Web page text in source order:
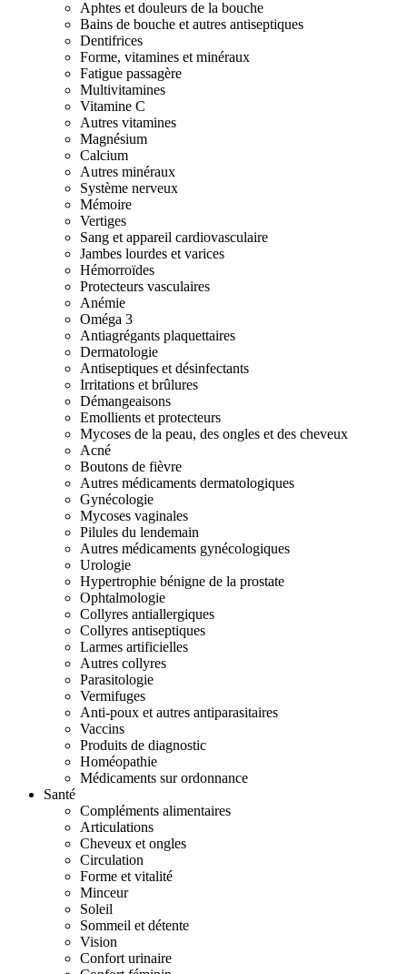
Aphtes et douleurs de la bouche
Bains de bouche et autres antiseptiques
Dentifrices
Forme, vitamines et minéraux
Fatigue passagère
Multivitamines
Vitamine C
Autres vitamines
Magnésium
Calcium
Autres minéraux
Système nerveux
Mémoire
Vertiges
Sang et appareil cardiovasculaire
Jambes lourdes et varices
Hémorroïdes
Protecteurs vasculaires
Anémie
Oméga 3
Antiagrégants plaquettaires
Dermatologie
Antiseptiques et désinfectants
Irritations et brûlures
Démangeaisons
Emollients et protecteurs
Mycoses de la peau, des ongles et des cheveux
Acné
Boutons de fièvre
Autres médicaments dermatologiques
Gynécologie
Mycoses vaginales
Pilules du lendemain
Autres médicaments gynécologiques
Urologie
Hypertrophie bénigne de la prostate
Ophtalmologie
Collyres antiallergiques
Collyres antiseptiques
Larmes artificielles
Autres collyres
Parasitologie
Vermifuges
Anti-poux et autres antiparasitaires
Vaccins
Produits de diagnostic
Homéopathie
Médicaments sur ordonnance
Santé
Compléments alimentaires
Articulations
Cheveux et ongles
Circulation
Forme et vitalité
Minceur
Soleil
Sommeil et détente
Vision
Confort urinaire